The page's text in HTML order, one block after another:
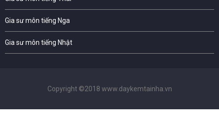
Gia sư môn tiếng Nga
Gia sư môn tiếng Nhật
Copyright ©2018 www.daykemtainha.vn